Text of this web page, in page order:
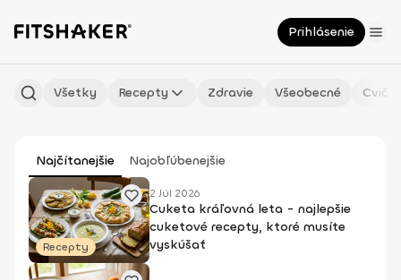
Prihlásenie
Všetky Recepty Zdravie Všeobecné
Najčítanejšie Najobľúbenejšie
Recepty
2 Júl 2026
Cuketa kráľovná leta - najlepšie
cuketové recepty, ktoré musíte
vyskúšať